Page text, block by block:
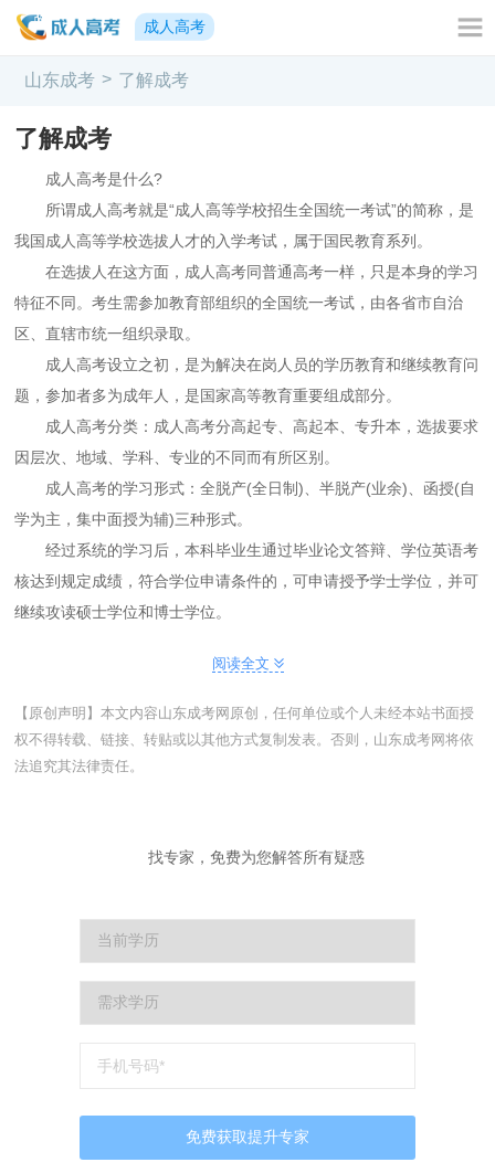
成人高考
山东成考 > 了解成考
了解成考
成人高考是什么?
所谓成人高考就是“成人高等学校招生全国统一考试”的简称，是
我国成人高等学校选拔人才的入学考试，属于国民教育系列。
在选拔人在这方面，成人高考同普通高考一样，只是本身的学习
特征不同。考生需参加教育部组织的全国统一考试，由各省市自治
区、直辖市统一组织录取。
成人高考设立之初，是为解决在岗人员的学历教育和继续教育问
题，参加者多为成年人，是国家高等教育重要组成部分。
成人高考分类：成人高考分高起专、高起本、专升本，选拔要求
因层次、地域、学科、专业的不同而有所区别。
成人高考的学习形式：全脱产(全日制)、半脱产(业余)、函授(自
学为主，集中面授为辅)三种形式。
经过系统的学习后，本科毕业生通过毕业论文答辩、学位英语考
核达到规定成绩，符合学位申请条件的，可申请授予学士学位，并可
继续攻读硕士学位和博士学位。
阅读全文
【原创声明】本文内容山东成考网原创，任何单位或个人未经本站书面授
权不得转载、链接、转贴或以其他方式复制发表。否则，山东成考网将依
法追究其法律责任。
找专家，免费为您解答所有疑惑